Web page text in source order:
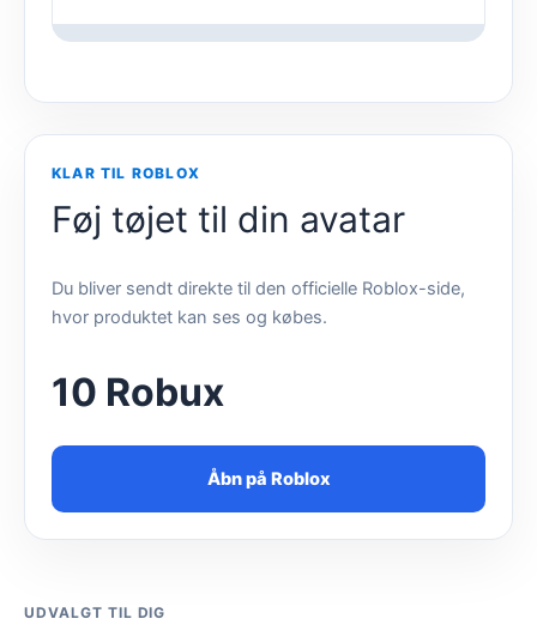
KLAR TIL ROBLOX
Føj tøjet til din avatar
Du bliver sendt direkte til den officielle Roblox-side,
hvor produktet kan ses og købes.
10 Robux
Åbn på Roblox
UDVALGT TIL DIG